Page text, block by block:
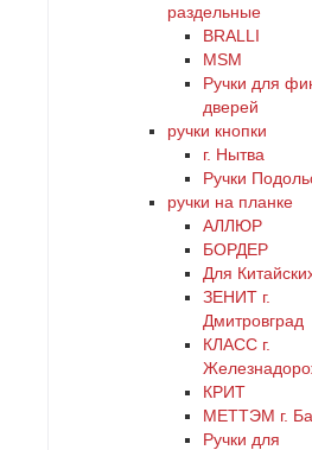
раздельные
BRALLI
MSM
Ручки для
дверей
ручки кнопки
г. Нытва
Ручки
ручки на планке
АЛЛЮР
БОРДЕР
Для
ЗЕНИТ г.
Дмитровград
КЛАСС г.
КРИТ
МЕТТЭМ г.
Ручки для